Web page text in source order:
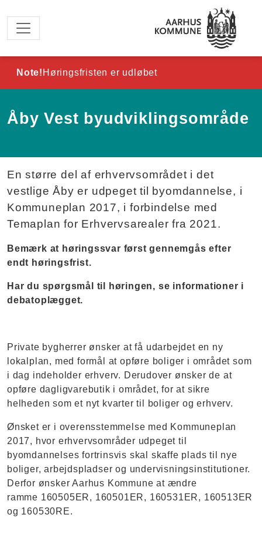
Note! Høringsfristen er udløbet
Åby Vest byudviklingsområde
En større del af erhvervsområdet i det
vestlige Åby er udpeget til byomdannelse, i
Kommuneplan 2017, i forbindelse med
Temaplan for Erhvervsarealer fra 2021.
Bemærk at høringssvar først gennemgås efter
endt høringsfrist.
Har du spørgsmål til høringen, se informationer i
debatoplægget.
Private bygherrer ønsker at få udarbejdet en ny
lokalplan, med formål at opføre boliger i området som
i dag indeholder erhverv. Derudover ønsker de at
opføre dagligvarebutik i området, for at sikre
helheden som et nyt kvarter til boliger og erhverv.
Ønsket er i overensstemmelse med Kommuneplan
2017, hvor erhvervsområder udpeget til
byomdannelses fortrinsvis skal skaffe plads til nye
boliger, arbejdspladser og undervisningsinstitutioner.
Derfor ønsker Aarhus Kommune at ændre
ramme 160505ER, 160501ER, 160531ER, 160513ER
og 160530RE.